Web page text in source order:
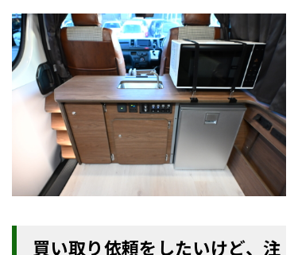
買い取り依頼をしたいけど、注